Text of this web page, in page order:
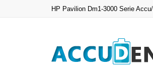
HP Pavilion Dm1-3000 Serie